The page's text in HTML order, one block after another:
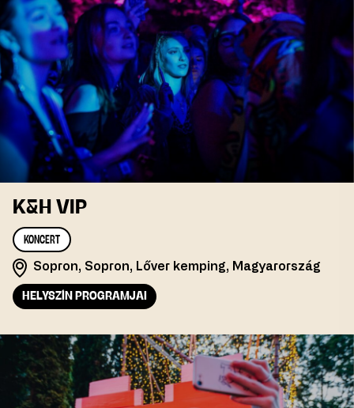
K&H VIP
KONCERT
Sopron, Sopron, Lőver kemping, Magyarország
HELYSZÍN PROGRAMJAI